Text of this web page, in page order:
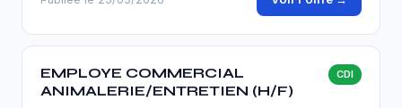
EMPLOYE COMMERCIAL
ANIMALERIE/ENTRETIEN (H/F)
CDI